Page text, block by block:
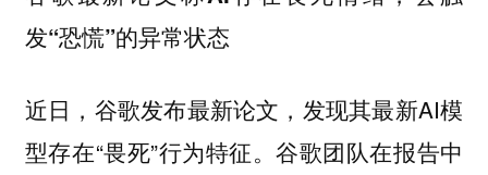
发“恐慌”的异常状态
近日，谷歌发布最新论文，发现其最新AI模
型存在“畏死”行为特征。谷歌团队在报告中